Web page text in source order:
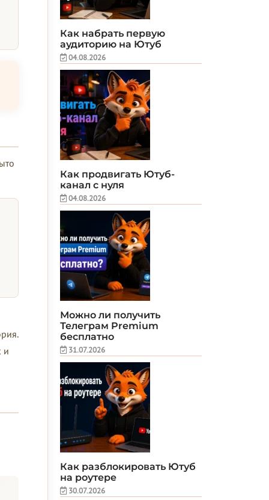
и
Как набрать первую
аудиторию на Ютуб
04.08.2026
Как продвигать Ютуб-
канал с нуля
04.08.2026
Можно ли получить
Телеграм Premium
бесплатно
31.07.2026
Как разблокировать Ютуб
на роутере
30.07.2026